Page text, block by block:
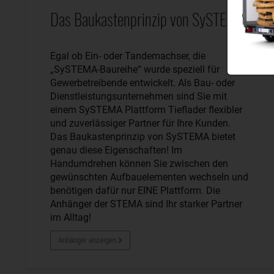
Das Baukastenprinzip von SySTEMA
Egal ob Ein- oder Tandemachser, die
„SySTEMA-Baureihe“ wurde speziell für
Gewerbetreibende entwickelt. Als Bau- oder
Dienstleistungsunternehmen sind Sie mit
einem SySTEMA Plattform Tieflader flexibler
und zuverlässiger Partner für Ihre Kunden.
Das Baukastenprinzip von SySTEMA bietet
genau diese Eigenschaften! Im
Handumdrehen können Sie zwischen den
gewünschten Aufbauelementen wechseln und
benötigen dafür nur EINE Plattform. Die
Anhänger der STEMA sind Ihr starker Partner
im Alltag!